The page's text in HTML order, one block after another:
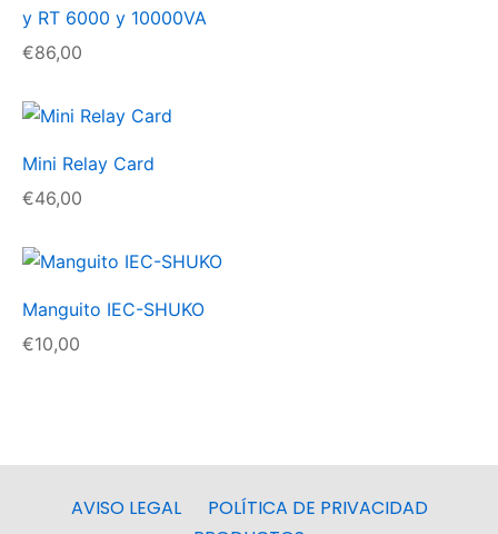
y RT 6000 y 10000VA
€86,00
Mini Relay Card
€46,00
Manguito IEC-SHUKO
€10,00
AVISO LEGAL
POLÍTICA DE PRIVACIDAD